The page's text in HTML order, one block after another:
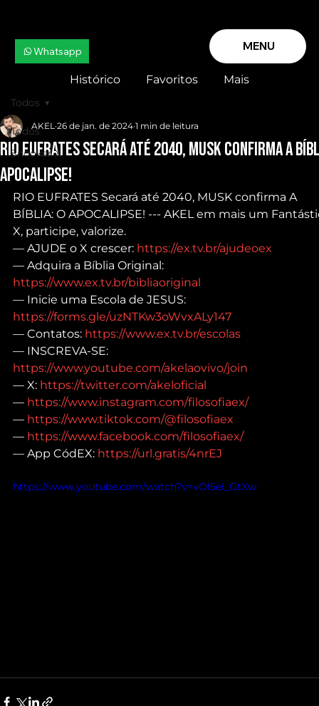
MENU
Whatsapp
Histórico Favoritos Mais
Todos
Snooker X
Todos
RIO EUFRATES Secará até 2040, MUSK confirma A
APOCALIPSE!
AKEL 26 de jan. de 2024 1 min de leitura
RIO EUFRATES Secará até 2040, MUSK confirma A
BÍBLIA: O APOCALIPSE! --- AKEL em mais um
X, participe, valorize.
— AJUDE o X crescer: https://ex.tv.br/ajudeoex
— Adquira a Bíblia Original:
https://www.ex.tv.br/bibliaoriginal
— Inicie uma Escola de JESUS:
https://forms.gle/uzNTKw3oWvxALy147
— Contatos: https://www.ex.tv.br/escolas
— INSCREVA-SE:
https://www.youtube.com/akelaovivo/join
— X: https://twitter.com/akeloficial
— https://www.instagram.com/filosofiaex/
— https://www.tiktok.com/@filosofiaex
— https://www.facebook.com/filosofiaex/
— App CódEX: https://url.gratis/4nrEJ
https://www.youtube.com/watch?v=vOl5el_GtXw